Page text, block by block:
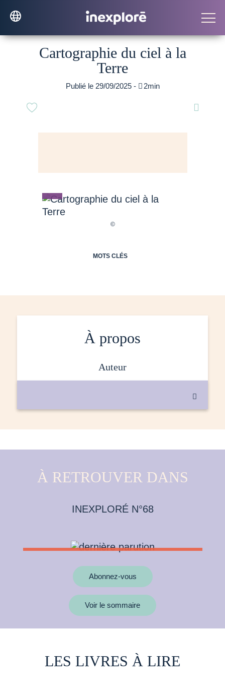
Cartographie du ciel à la
Terre
Publié le 29/09/2025 -  2min

MOTS CLÉS
À propos
auteur

À RETROUVER DANS
INEXPLORÉ N°68
Abonnez-vous
Voir le sommaire
LES LIVRES À LIRE